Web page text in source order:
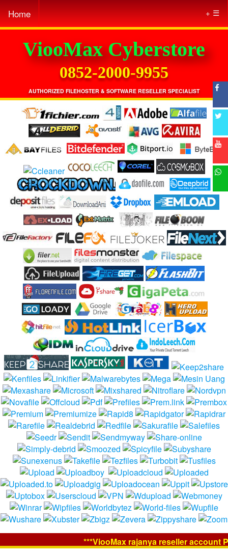
Home ☰
ViooMax Cyberstore
0852-2000-9955
AUTHORIZED FILEHOSTER & SOFTWARE RESELLER SPECIALIST
***ViooMax rajanya reseller account